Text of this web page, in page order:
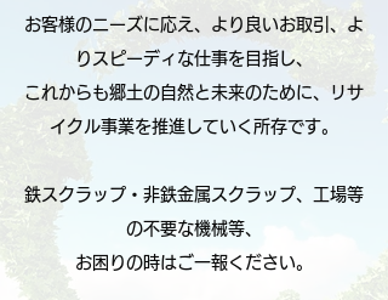
お客様のニーズに応え、より良いお取引、よ
りスピーディな仕事を目指し、
これからも郷土の自然と未来のために、リサ
イクル事業を推進していく所存です。
鉄スクラップ・非鉄金属スクラップ、工場等
の不要な機械等、
お困りの時はご一報ください。